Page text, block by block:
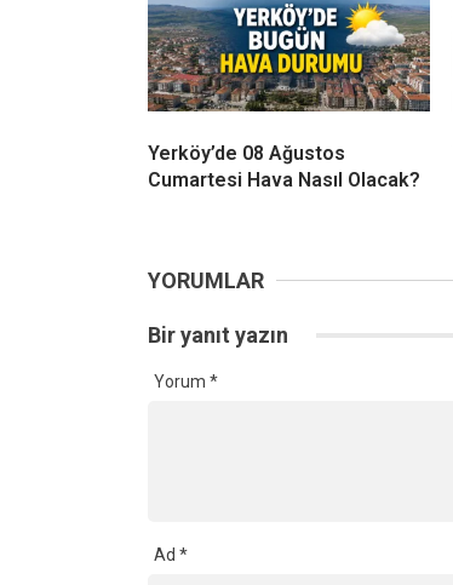
Yerköy’de 08 Ağustos
Cumartesi Hava Nasıl Olacak?
YORUMLAR
Bir yanıt yazın
Yorum *
Ad *